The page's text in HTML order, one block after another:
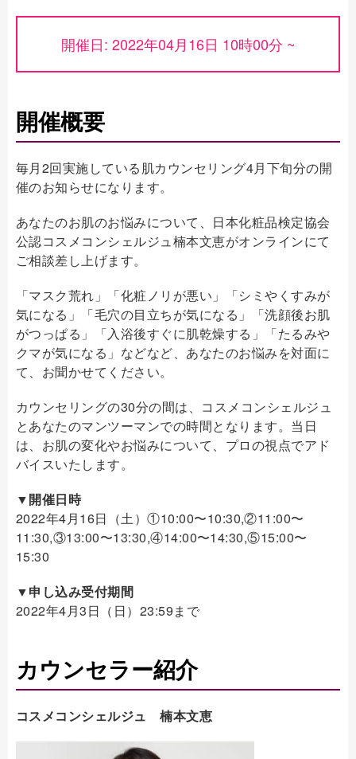
開催日: 2022年04月16日 10時00分 ~
開催概要
毎月2回実施している肌カウンセリング4月下旬分の開
催のお知らせになります。
あなたのお肌のお悩みについて、日本化粧品検定協会
公認コスメコンシェルジュ楠本文恵がオンラインにて
ご相談差し上げます。
「マスク荒れ」「化粧ノリが悪い」「シミやくすみが
気になる」「毛穴の目立ちが気になる」「洗顔後お肌
がつっぱる」「入浴後すぐに肌乾燥する」「たるみや
クマが気になる」などなど、あなたのお悩みを対面に
て、お聞かせてください。
カウンセリングの30分の間は、コスメコンシェルジュ
とあなたのマンツーマンでの時間となります。当日
は、お肌の変化やお悩みについて、プロの視点でアド
バイスいたします。
▼開催日時
2022年4月16日（土）①10:00〜10:30,②11:00〜
11:30,③13:00〜13:30,④14:00〜14:30,⑤15:00〜
15:30
▼申し込み受付期間
2022年4月3日（日）23:59まで
カウンセラー紹介
コスメコンシェルジュ 楠本文恵